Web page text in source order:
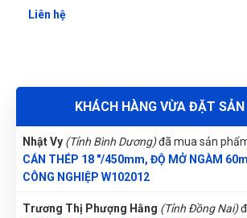
KHÁCH HÀNG VỪA ĐẶT
Thu Diễm
DÙNG CÔNG NGHIỆP W102012
Nhật Vy (Tỉnh Bình Dương)đã mua sản
CÁN THÉP 18 "/450mm, ĐỘ MỞ NGÀM
CÔNG NGHIỆP W102012
Trương Thị Phượng Hằng (Tỉnh Đồng Nai)